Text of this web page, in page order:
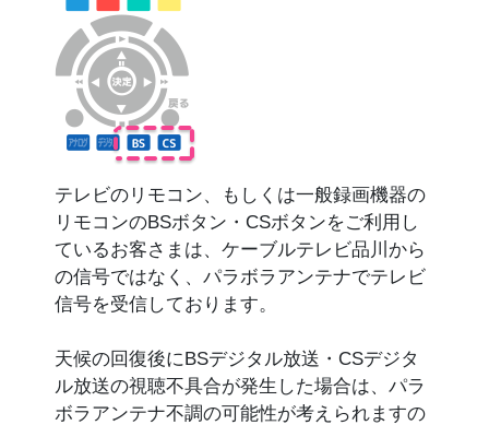
テレビのリモコン、もしくは一般録画機器の
リモコンのBSボタン・CSボタンをご利用し
ているお客さまは、ケーブルテレビ品川から
の信号ではなく、パラボラアンテナでテレビ
信号を受信しております。
天候の回復後にBSデジタル放送・CSデジタ
ル放送の視聴不具合が発生した場合は、パラ
ボラアンテナ不調の可能性が考えられますの